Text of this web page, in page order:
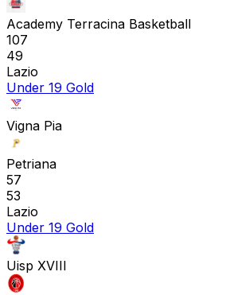
Academy Terracina Basketball
107
49
Lazio
Under 19 Gold
Vigna Pia
Petriana
57
53
Lazio
Under 19 Gold
Uisp XVIII